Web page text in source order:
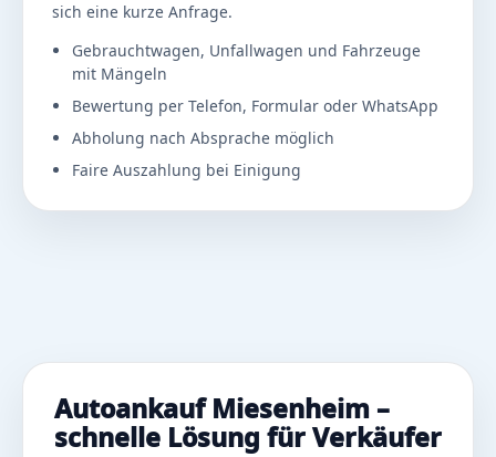
sich eine kurze Anfrage.
Gebrauchtwagen, Unfallwagen und Fahrzeuge
mit Mängeln
Bewertung per Telefon, Formular oder WhatsApp
Abholung nach Absprache möglich
Faire Auszahlung bei Einigung
Autoankauf Miesenheim –
schnelle Lösung für Verkäufer